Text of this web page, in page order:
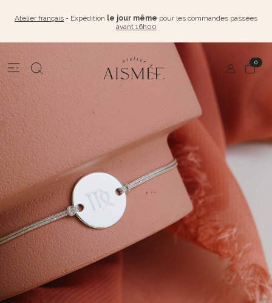
Atelier français - Expédition le jour même pour les commandes passées
avant 16h00
0